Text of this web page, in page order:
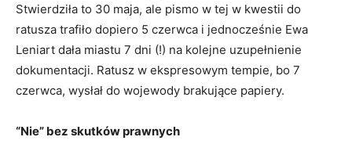
Stwierdziła to 30 maja, ale pismo w tej w kwestii do
ratusza trafiło dopiero 5 czerwca i jednocześnie Ewa
Leniart dała miastu 7 dni (!) na kolejne uzupełnienie
dokumentacji. Ratusz w ekspresowym tempie, bo 7
czerwca, wysłał do wojewody brakujące papiery.
“Nie” bez skutków prawnych